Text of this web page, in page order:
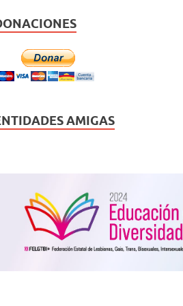
AMIGAS